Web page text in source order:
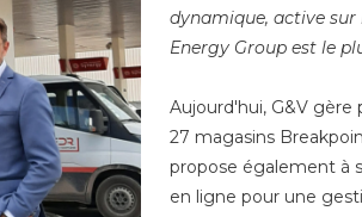
dynamique, active
Energy Group est le
Aujourd'hui, G&V
27 magasins
propose également à
en ligne pour une